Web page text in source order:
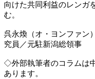
向けた共同利益のレンガ
む。
呉永煥（オ・ヨンファン
究員／元駐新潟総領事
◇外部執筆者のコラムは
あります。